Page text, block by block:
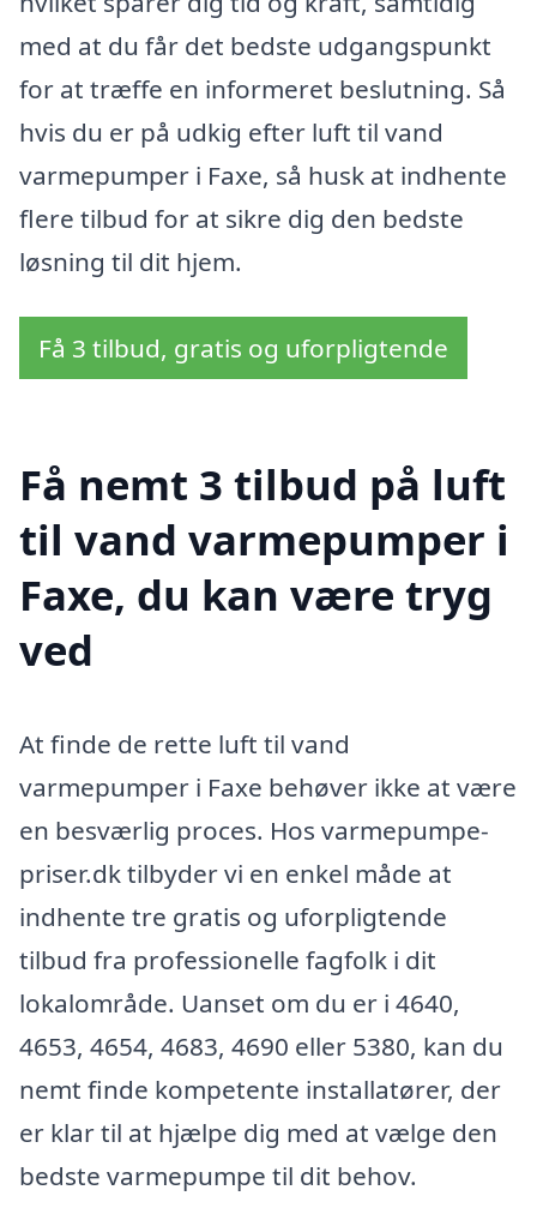
med at du får det bedste udgangspunkt
for at træffe en informeret beslutning. Så
hvis du er på udkig efter luft til vand
varmepumper i Faxe, så husk at indhente
flere tilbud for at sikre dig den bedste
løsning til dit hjem.
Få 3 tilbud, gratis og uforpligtende
Få nemt 3 tilbud på luft
til vand varmepumper i
Faxe, du kan være tryg
ved
At finde de rette luft til vand
varmepumper i Faxe behøver ikke at være
en besværlig proces. Hos varmepumpe-
priser.dk tilbyder vi en enkel måde at
indhente tre gratis og uforpligtende
tilbud fra professionelle fagfolk i dit
lokalområde. Uanset om du er i 4640,
4653, 4654, 4683, 4690 eller 5380, kan du
nemt finde kompetente installatører, der
er klar til at hjælpe dig med at vælge den
bedste varmepumpe til dit behov.